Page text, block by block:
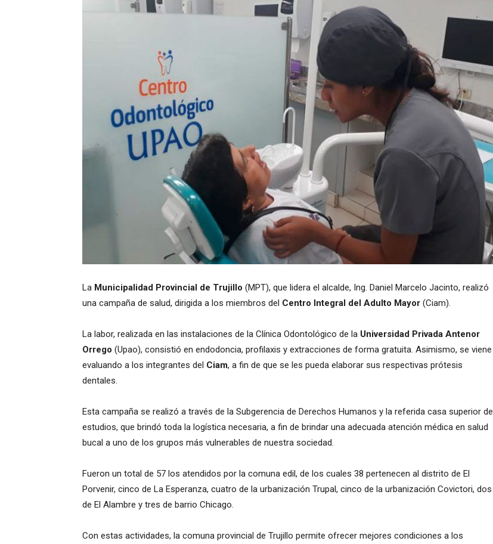
La Municipalidad Provincial de Trujillo (MPT), que lidera el alcalde, Ing. Daniel Marcelo Jacinto, realizó
una campaña de salud, dirigida a los miembros del Centro Integral del Adulto Mayor (Ciam).
La labor, realizada en las instalaciones de la Clínica Odontológico de la Universidad Privada Antenor
Orrego (Upao), consistió en endodoncia, profilaxis y extracciones de forma gratuita. Asimismo, se viene
evaluando a los integrantes del Ciam, a fin de que se les pueda elaborar sus respectivas prótesis
dentales.
Esta campaña se realizó a través de la Subgerencia de Derechos Humanos y la referida casa superior de
estudios, que brindó toda la logística necesaria, a fin de brindar una adecuada atención médica en salud
bucal a uno de los grupos más vulnerables de nuestra sociedad.
Fueron un total de 57 los atendidos por la comuna edil, de los cuales 38 pertenecen al distrito de El
Porvenir, cinco de La Esperanza, cuatro de la urbanización Trupal, cinco de la urbanización Covictori, dos
de El Alambre y tres de barrio Chicago.
Con estas actividades, la comuna provincial de Trujillo permite ofrecer mejores condiciones a los